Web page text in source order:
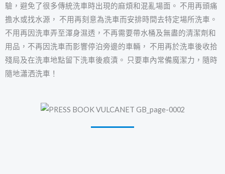
驗，避免了很多傳統洗車時出現的麻煩和混亂場面。 不用再頭痛
擔水或找水源， 不用再刻意為洗車而安排時間去特定場所洗車。
不用再因洗車弄至渾身濕透，不再需要帶水桶及無盡的清潔劑和
用品，不再因洗車而影響停泊旁邊的車輛， 不用再於洗車後收拾
殘局及在洗車地點留下洗車後痕漬。 只要車內常備魔潔力，隨時
隨地瀟洒洗車！